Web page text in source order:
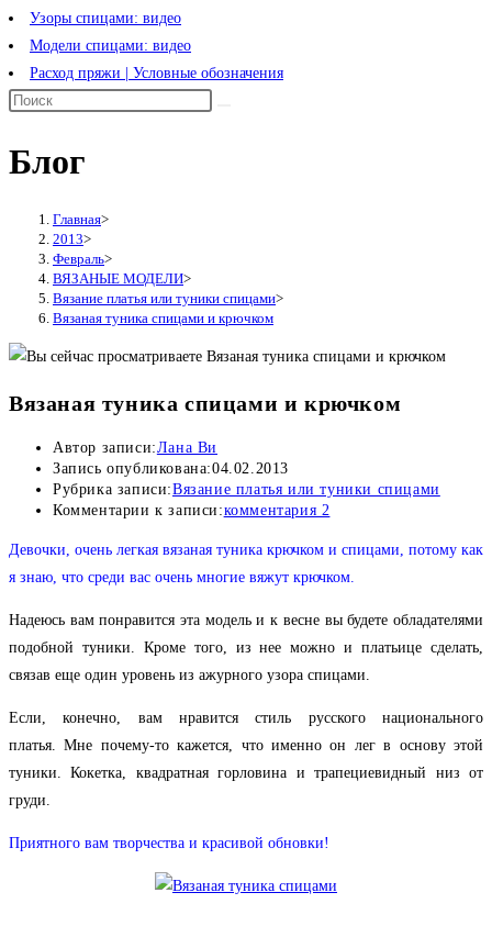
Узоры спицами: видео
Модели спицами: видео
Расход пряжи | Условные обозначения
Блог
Главная>
2013>
Февраль>
ВЯЗАНЫЕ МОДЕЛИ>
Вязание платья или туники спицами>
Вязаная туника спицами и крючком
Вязаная туника спицами и крючком
Автор записи:Лана Ви
Запись опубликована:04.02.2013
Рубрика записи:Вязание платья или туники спицами
Комментарии к записи:комментария 2
Девочки, очень легкая вязаная туника крючком и спицами, потому как
я знаю, что среди вас очень многие вяжут крючком.
Надеюсь вам понравится эта модель и к весне вы будете обладателями
подобной туники. Кроме того, из нее можно и платьице сделать,
связав еще один уровень из ажурного узора спицами.
Если, конечно, вам нравится стиль русского национального
платья. Мне почему-то кажется, что именно он лег в основу этой
туники. Кокетка, квадратная горловина и трапециевидный низ от
груди.
Приятного вам творчества и красивой обновки!